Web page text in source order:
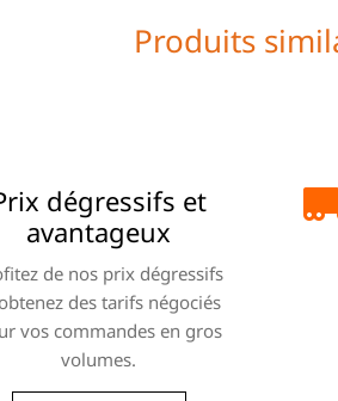
Produits
dégressifs et
avantageux
de nos prix dégressifs
des tarifs négociés
vos commandes en gros
volumes.